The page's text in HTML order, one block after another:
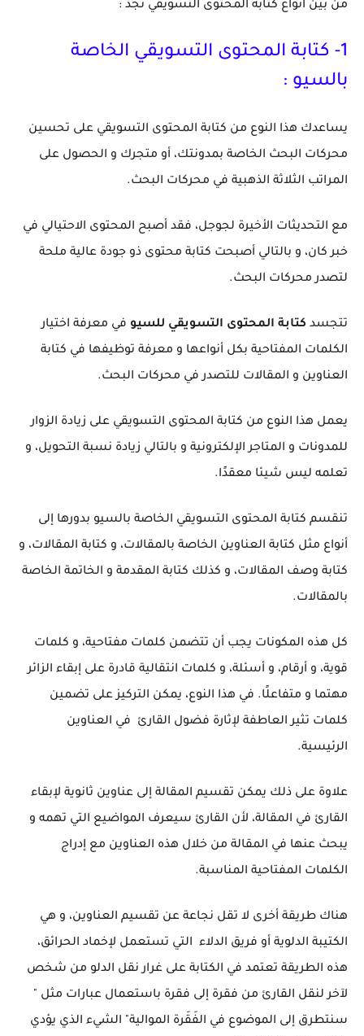
من بين أنواع كتابة المحتوى التسويقي نجد :
1- كتابة المحتوى التسويقي الخاصة
بالسيو :
يساعدك هذا النوع من كتابة المحتوى التسويقي على تحسين
محركات البحث الخاصة بمدونتك، أو متجرك و الحصول على
المراتب الثلاثة الذهبية في محركات البحث.
مع التحديثات الأخيرة لجوجل، فقد أصبح المحتوى الاحتيالي في
خبر كان، و بالتالي أصبحت كتابة محتوى ذو جودة عالية ملحة
لتصدر محركات البحث.
تتجسد كتابة المحتوى التسويقي للسيو في معرفة اختيار
الكلمات المفتاحية بكل أنواعها و معرفة توظيفها في كتابة
العناوين و المقالات للتصدر في محركات البحث.
يعمل هذا النوع من كتابة المحتوى التسويقي على زيادة الزوار
للمدونات و المتاجر الإلكترونية و بالتالي زيادة نسبة التحويل، و
تعلمه ليس شيئا معقدًا.
تنقسم كتابة المحتوى التسويقي الخاصة بالسيو بدورها إلى
أنواع مثل كتابة العناوين الخاصة بالمقالات، و كتابة المقالات، و
كتابة وصف المقالات، و كذلك كتابة المقدمة و الخاتمة الخاصة
بالمقالات.
كل هذه المكونات يجب أن تتضمن كلمات مفتاحية، و كلمات
قوية، و أرقام، و أسئلة، و كلمات انتقالية قادرة على إبقاء الزائر
مهتما و متفاعلًا. في هذا النوع، يمكن التركيز على تضمين
كلمات تثير العاطفة لإثارة فضول القارئ
في العناوين
الرئيسية.
علاوة على ذلك يمكن تقسيم المقالة إلى عناوين ثانوية لإبقاء
القارئ في المقالة، لأن القارئ سيعرف المواضيع التي تهمه و
يبحث عنها في المقالة من خلال هذه العناوين مع إدراج
الكلمات المفتاحية المناسبة.
هناك طريقة أخرى لا تقل نجاعة عن تقسيم العناوين، و هي
الكتيبة الدلوية أو فريق الدلاء التي تستعمل لإخماد الحرائق،
هذه الطريقة تعتمد في الكتابة على غرار نقل الدلو من شخص
لآخر لنقل القارئ من فقرة إلى فقرة باستعمال عبارات مثل "
سنتطرق إلى الموضوع في الفَقَرة الموالية" الشيء الذي يؤدي